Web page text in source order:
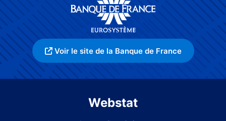
Voir le site de la Banque de France
Webstat